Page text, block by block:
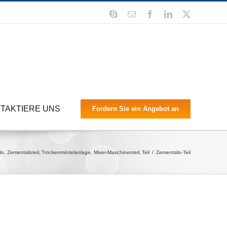
SkypeEmail FacebookLinkedIn
UNS Fordern Sie ein Angebot an
Zementsiloteil Trockenmörtelanlage Mixer-Maschinenteil Teil Zementsilo-Teil